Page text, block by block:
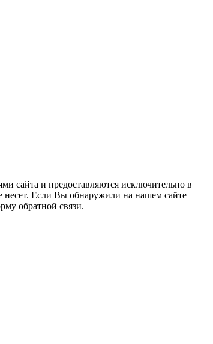
сайта и предоставляются исключительно в
несет. Если Вы обнаружили на нашем сайте
обратной связи.